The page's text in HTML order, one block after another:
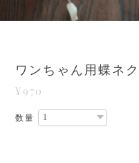
ワンちゃん用蝶ネ
¥970
数量